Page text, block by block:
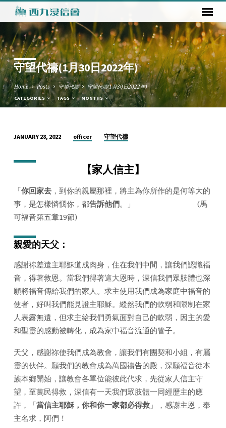
守望代禱(1月30日2022年)
Home Posts 守望代禱 守望代禱(1月30日2022年)
CATEGORIES TAGS MONTHS
望
禱
(1
月
30
日
2022
年)
JANUARY 28, 2022 officer 守望代禱
【家人信主】
「你回家去，到你的親屬那裡，將主為你所作的是何等大的
事，是怎樣憐憫你，都告訴他們。」 (馬
可福音第五章19節)
親愛的天父：
感謝祢差遣主耶穌道成肉身，住在我們中間，讓我們認識福
音，得著救恩。當我們得著這大恩時，深信我們眾肢體也深
願將福音傳給我們的家人。求主使用我們成為家庭中福音的
使者，好叫我們能見證主耶穌。縱然我們的軟弱和限制在家
人表露無遺，但求主給我們勇氣面對自己的軟弱，因主的愛
和聖靈的感動被轉化，成為家中福音流通的管子。
天父，感謝祢使我們成為教會，讓我們有團契和小組，有屬
靈的伙伴。願我們的教會成為萬國禱告的殿，深願福音從本
族本鄉開始，讓教會各單位能彼此代求，先從家人信主守
望，至萬民得救，深信有一天我們眾肢體一同經歷主的應
許，「當信主耶穌，你和你一家都必得救」，感謝主恩，奉
主名求，阿們！